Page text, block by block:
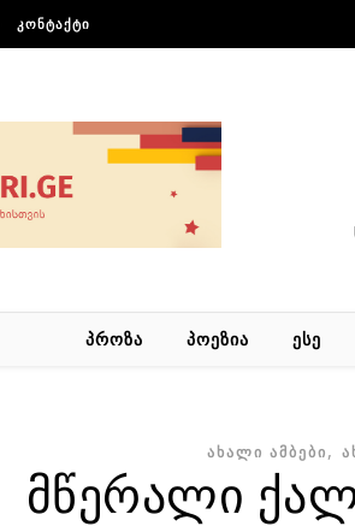
ᲙᲝᲜᲢᲐᲥᲢᲘ
ᲞᲠᲝᲖᲐ ᲞᲝᲔᲖᲘᲐ ᲔᲡᲔ
ᲐᲮᲐᲚᲘ ᲐᲛᲑᲔᲑᲘ,
მწერალი